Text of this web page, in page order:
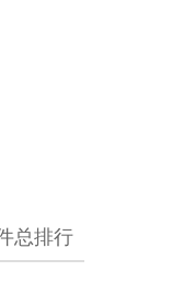
总排行